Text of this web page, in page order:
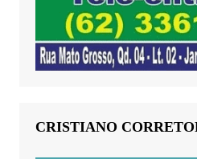
CRISTIANO